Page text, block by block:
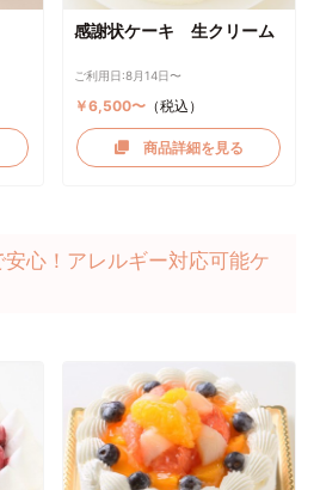
感謝状ケーキ 生クリーム
ご利用日:8月14日〜
￥6,500〜 （税込）
商品詳細を見る
心！アレルギー対応可能ケ